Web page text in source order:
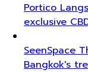
Portico
exclusive
SeenSpace
Bangkok's